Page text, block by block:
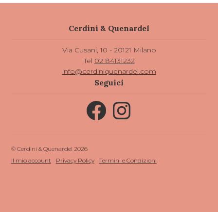
Cerdini & Quenardel
Via Cusani, 10 - 20121 Milano
Tel 02 84131232
info@cerdiniquenardel.com
Seguici
FacebookInstagram
© Cerdini & Quenardel 2026
Il mio account
Privacy Policy Termini e Condizioni